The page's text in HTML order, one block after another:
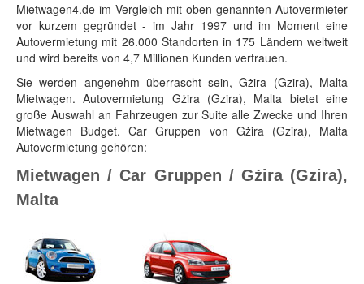
Mietwagen4.de im Vergleich mit oben genannten Autovermieter
vor kurzem gegründet - im Jahr 1997 und im Moment eine
Autovermietung mit 26.000 Standorten in 175 Ländern weltweit
und wird bereits von 4,7 Millionen Kunden vertrauen.
Sie werden angenehm überrascht sein, Gżira (Gzira), Malta
Mietwagen. Autovermietung Gżira (Gzira), Malta bietet eine
große Auswahl an Fahrzeugen zur Suite alle Zwecke und Ihren
Mietwagen Budget. Car Gruppen von Gżira (Gzira), Malta
Autovermietung gehören:
Mietwagen / Car Gruppen / Gżira (Gzira),
Malta